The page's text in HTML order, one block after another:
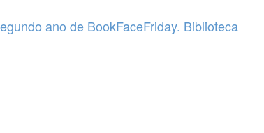
ano de BookFaceFriday. Biblioteca